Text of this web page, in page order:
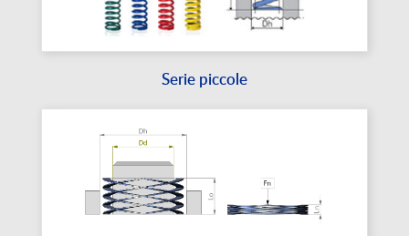
Serie piccole